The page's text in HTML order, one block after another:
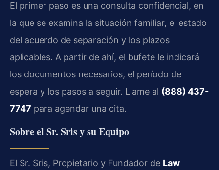
El primer paso es una consulta confidencial, en
la que se examina la situación familiar, el estado
del acuerdo de separación y los plazos
aplicables. A partir de ahí, el bufete le indicará
los documentos necesarios, el período de
espera y los pasos a seguir. Llame al (888) 437-
7747 para agendar una cita.
Sobre el Sr. Sris y su Equipo
El Sr. Sris, Propietario y Fundador de Law